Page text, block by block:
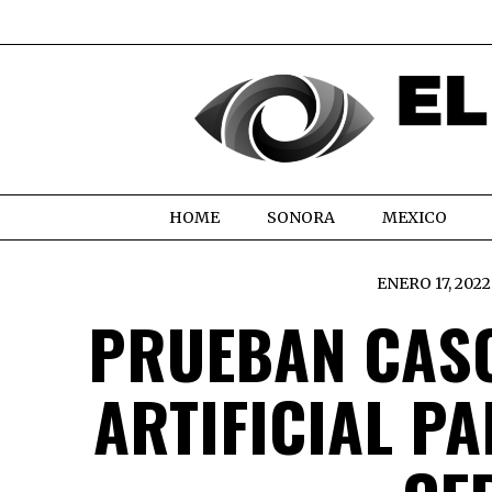
HOME SONORA MEXICO
ENERO 17, 2022
PRUEBAN
ARTIFICIAL